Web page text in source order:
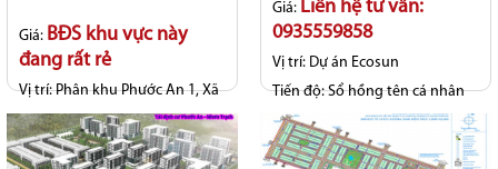
Giá: BĐS khu vực này
đang rất rẻ
Vị trí:Phân khu Phước An 1, Xã
Phước An, Tp Đồng Nai
Giá: Liên hệ tư vấn:
0935559858
Vị trí: Dự án Ecosun
Tiến độ:Sổ hồng tên cá nhân